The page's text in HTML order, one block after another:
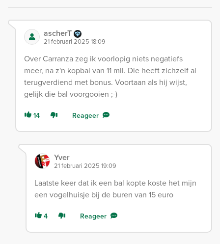
ascherT
21 februari 2025 18:09
Over Carranza zeg ik voorlopig niets negatiefs
meer, na z'n kopbal van 11 mil. Die heeft zichzelf al
terugverdiend met bonus. Voortaan als hij wijst,
gelijk die bal voorgooien ;-)
14 Reageer
Yver
21 februari 2025 19:09
Laatste keer dat ik een bal kopte koste het mijn
een vogelhuisje bij de buren van 15 euro
4 Reageer